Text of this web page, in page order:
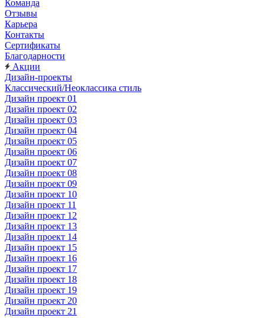
Команда
Отзывы
Карьера
Контакты
Сертификаты
Благодарности
Акции
Дизайн-проекты
Классический/Неоклассика стиль
Дизайн проект 01
Дизайн проект 02
Дизайн проект 03
Дизайн проект 04
Дизайн проект 05
Дизайн проект 06
Дизайн проект 07
Дизайн проект 08
Дизайн проект 09
Дизайн проект 10
Дизайн проект 11
Дизайн проект 12
Дизайн проект 13
Дизайн проект 14
Дизайн проект 15
Дизайн проект 16
Дизайн проект 17
Дизайн проект 18
Дизайн проект 19
Дизайн проект 20
Дизайн проект 21